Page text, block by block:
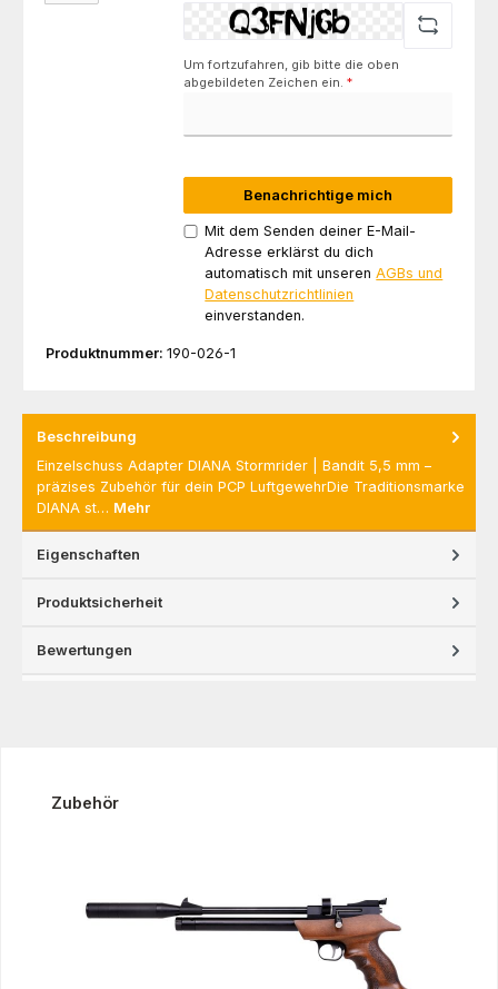
Um fortzufahren, gib bitte die oben
abgebildeten Zeichen ein.*
Benachrichtige mich
Mit dem Senden deiner E-Mail-
Adresse erklärst du dich
automatisch mit unserenAGBs und
Datenschutzrichtlinien
einverstanden.
Produktnummer: 190-026-1
Beschreibung
Einzelschuss Adapter DIANA Stormrider | Bandit 5,5 mm –
präzises Zubehör für dein PCP LuftgewehrDie Traditionsmarke
DIANA st… Mehr
Eigenschaften
Produktsicherheit
Bewertungen
Produktgalerie überspringen
Zubehör